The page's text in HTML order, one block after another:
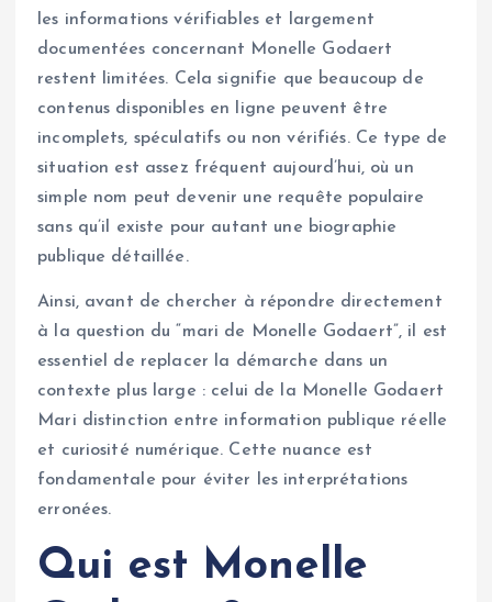
les informations vérifiables et largement
documentées concernant Monelle Godaert
restent limitées. Cela signifie que beaucoup de
contenus disponibles en ligne peuvent être
incomplets, spéculatifs ou non vérifiés. Ce type de
situation est assez fréquent aujourd’hui, où un
simple nom peut devenir une requête populaire
sans qu’il existe pour autant une biographie
publique détaillée.
Ainsi, avant de chercher à répondre directement
à la question du “mari de Monelle Godaert”, il est
essentiel de replacer la démarche dans un
contexte plus large : celui de la Monelle Godaert
Mari distinction entre information publique réelle
et curiosité numérique. Cette nuance est
fondamentale pour éviter les interprétations
erronées.
Qui est Monelle